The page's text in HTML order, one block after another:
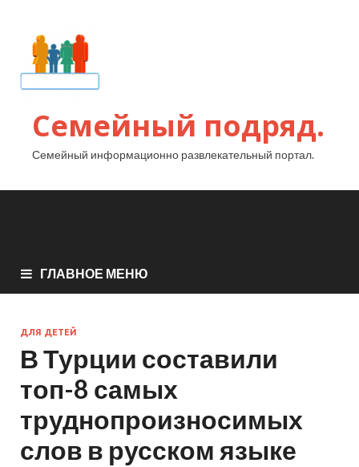
Семейный подряд.
Семейный информационно развлекательный портал.
ГЛАВНОЕ МЕНЮ
ДЛЯ ДЕТЕЙ
В Турции составили
топ-8 самых
труднопроизносимых
слов в русском языке